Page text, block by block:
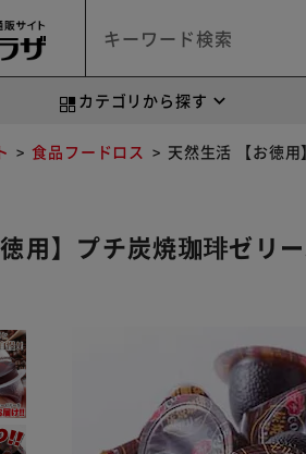
カテゴリから探す
食品フードロス 天然生活 【お徳
用】プチ炭焼珈琲ゼリ